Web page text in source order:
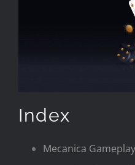
Index
Mecanica